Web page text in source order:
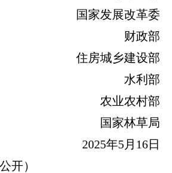
国家发展改革委
财政部
住房城乡建设部
水利部
农业农村部
国家林草局
2025年5月16日
）